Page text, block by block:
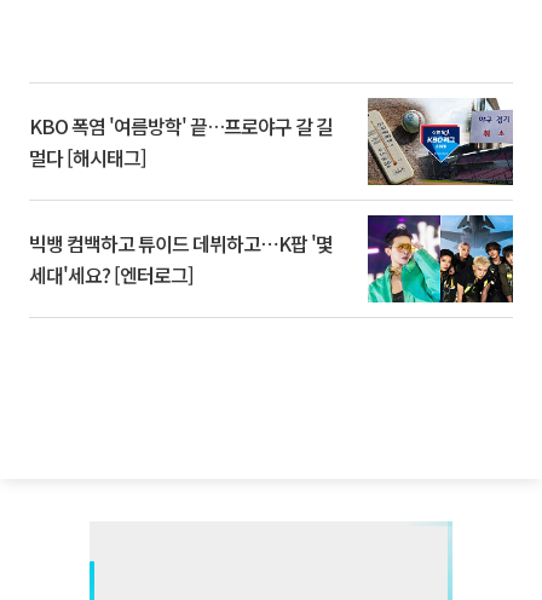
KBO 폭염 '여름방학' 끝…프로야구 갈 길
멀다 [해시태그]
빅뱅 컴백하고 튜이드 데뷔하고⋯K팝 '몇
세대'세요? [엔터로그]